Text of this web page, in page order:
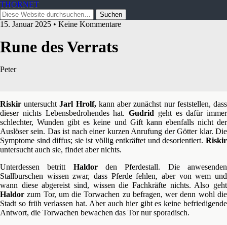
THORNET
15. Januar 2025 • Keine Kommentare
Rune des Verrats
Peter
Riskir untersuchtJarl Hrolf,kann aber zunächst nur feststellen, dass
dieser nichts Lebensbedrohendes hat. Gudrid geht es dafür immer
schlechter, Wunden gibt es keine und Gift kann ebenfalls nicht der
Auslöser sein. Das ist nach einer kurzen Anrufung der Götter klar. Die
Symptome sind diffus; sie ist völlig entkräftet und desorientiert. Riskir
untersucht auch sie, findet aber nichts.
Unterdessen betritt Haldorden Pferdestall. Die anwesenden
Stallburschen wissen zwar, dass Pferde fehlen, aber von wem und
wann diese abgereist sind, wissen die Fachkräfte nichts. Also geht
Haldor zum Tor, um die Torwachen zu befragen, wer denn wohl die
Stadt so früh verlassen hat. Aber auch hier gibt es keine befriedigende
Antwort, die Torwachen bewachen das Tor nur sporadisch.